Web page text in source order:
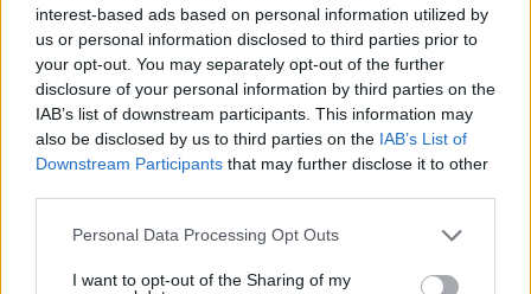
interest-based ads based on personal information utilized by
us or personal information disclosed to third parties prior to
your opt-out. You may separately opt-out of the further
disclosure of your personal information by third parties on the
IAB’s list of downstream participants. This information may
also be disclosed by us to third parties on the IAB’s List of
Downstream Participants that may further disclose it to other
Please note that this website/app uses one or more Google
not limited to your visit or usage behaviour. You may click to
Personal Data Processing Opt Outs
I want to opt-out of the Sharing of my
08.08.2026, 20:05